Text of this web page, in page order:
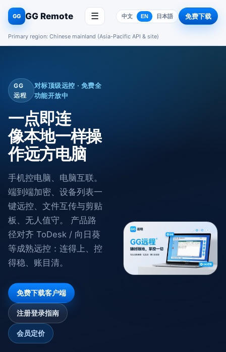
GG GG Remote ☰ 中文 EN 日本語 免费下载
Primary region: Chinese mainland (Asia-Pacific API & site)
GG
远程
对标顶级远控 · 免费全
功能开放中
一点即连
像本地一样操
作远方电脑
手机控电脑、电脑互联。
端到端加密、设备列表一
键远控、文件互传与剪贴
板、无人值守。 产品路
径对齐 ToDesk / 向日葵
等成熟远控：连得上、控
得稳、账目清。
免费下载客户端
注册登录指南
会员定价